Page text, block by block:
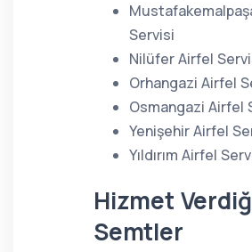
Servisi
Nilüfer Airfel
Orhangazi Airfel
Osmangazi Airfel
Yenişehir Airfel
Yıldırım Airfel
Hizmet
Semtler